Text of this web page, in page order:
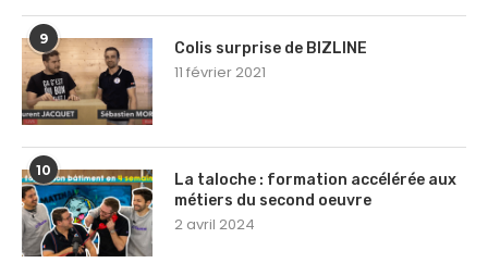
9
Colis surprise de BIZLINE
11 février 2021
10
La taloche : formation accélérée aux
métiers du second oeuvre
2 avril 2024